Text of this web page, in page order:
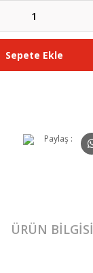
Sepete Ekle
Paylaş :
ÜRÜN BILGISI